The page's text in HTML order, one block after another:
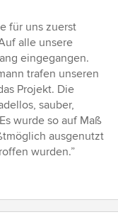
für uns zuerst
alle unsere
eingegangen.
trafen unseren
Projekt. Die
sauber,
wurde so auf Maß
ausgenutzt
wurden.”